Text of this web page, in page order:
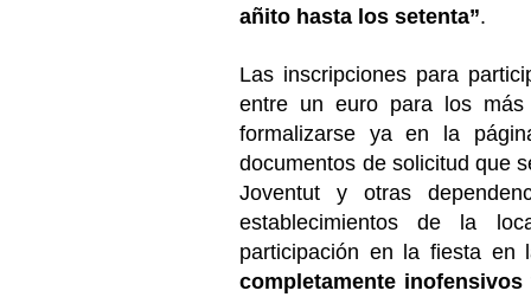
añito hasta los setenta”.
Las inscripciones para
entre un euro para los más
formalizarse ya en la
documentos de solicitud que
Joventut y otras
establecimientos de la
participación en la fiesta en
completamente